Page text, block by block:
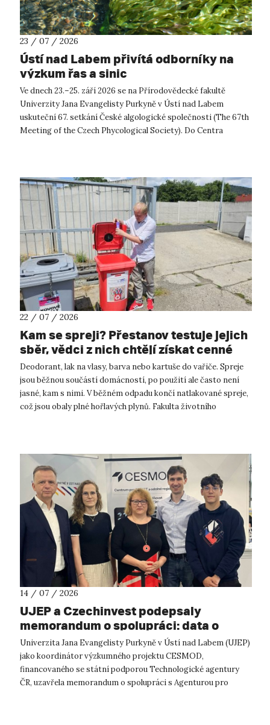
23 / 07 / 2026
Ústí nad Labem přivítá odborníky na
výzkum řas a sinic
Ve dnech 23.–25. září 2026 se na Přírodovědecké fakultě
Univerzity Jana Evangelisty Purkyně v Ústí nad Labem
uskuteční 67. setkání České algologické společnosti (The 67th
Meeting of the Czech Phycological Society). Do Centra
22 / 07 / 2026
Kam se spreji? Přestanov testuje jejich
sběr, vědci z nich chtějí získat cenné
kovy
Deodorant, lak na vlasy, barva nebo kartuše do vařiče. Spreje
jsou běžnou součástí domácností, po použití ale často není
jasné, kam s nimi. V běžném odpadu končí natlakované spreje,
což jsou obaly plné hořlavých plynů. Fakulta životního
14 / 07 / 2026
UJEP a Czechinvest podepsaly
memorandum o spolupráci: data o
podnikatelském prostředí posílí
výzkum CESMOD
Univerzita Jana Evangelisty Purkyně v Ústí nad Labem (UJEP)
jako koordinátor výzkumného projektu CESMOD,
financovaného se státní podporou Technologické agentury
ČR, uzavřela memorandum o spolupráci s Agenturou pro